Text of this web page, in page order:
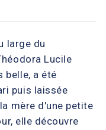
large du
Lucile
belle, a été
puis laissée
mère d'une petite
elle découvre